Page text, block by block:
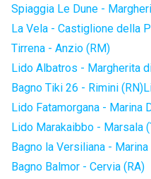
Spiaggia Le Dune -
La Vela - Castiglione della
Tirrena - Anzio (RM)
Lido Albatros - Margherita
Bagno Tiki 26 - Rimini (RN)
Lido Fatamorgana - Marina
Lido Marakaibbo - Marsala
Bagno la Versiliana -
Bagno Balmor - Cervia (RA)